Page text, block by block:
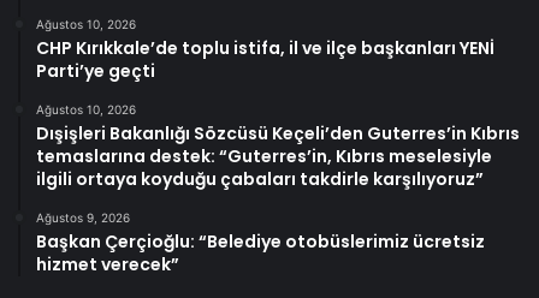
Ağustos 10, 2026
CHP Kırıkkale’de toplu istifa, il ve ilçe başkanları YENİ
Parti’ye geçti
Ağustos 10, 2026
Dışişleri Bakanlığı Sözcüsü Keçeli’den Guterres’in Kıbrıs
temaslarına destek: “Guterres’in, Kıbrıs meselesiyle
ilgili ortaya koyduğu çabaları takdirle karşılıyoruz”
Ağustos 9, 2026
Başkan Çerçioğlu: “Belediye otobüslerimiz ücretsiz
hizmet verecek”